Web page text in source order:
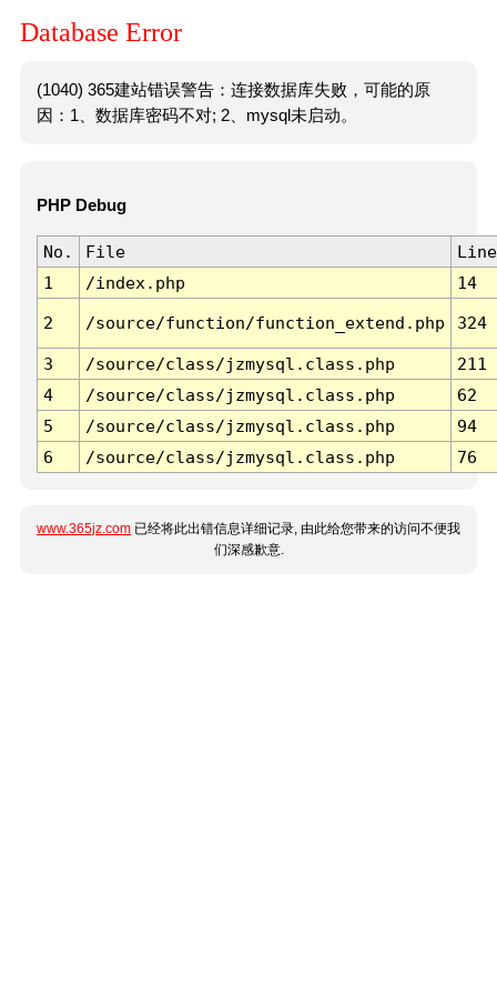
Database Error
(1040) 365建站错误警告：连接数据库失败，可能的原
因：1、数据库密码不对; 2、mysql未启动。
PHP Debug
No. File
Line
1
/index.php 14
2 /source/function/function_extend.php 324
3 /source/class/jzmysql.class.php
211
4
/source/class/jzmysql.class.php
62
5
/source/class/jzmysql.class.php
94
6
/source/class/jzmysql.class.php 76
www.365jz.com 已经将此出错信息详细记录, 由此给您带来的访问不便我
们深感歉意.